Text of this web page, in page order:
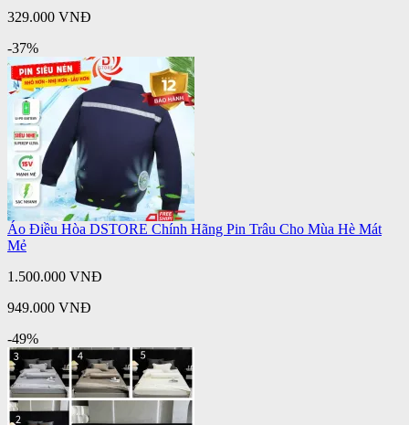
329.000 VNĐ
-37%
Áo Điều Hòa DSTORE Chính Hãng Pin Trâu Cho Mùa Hè Mát
Mẻ
1.500.000 VNĐ
949.000 VNĐ
-49%